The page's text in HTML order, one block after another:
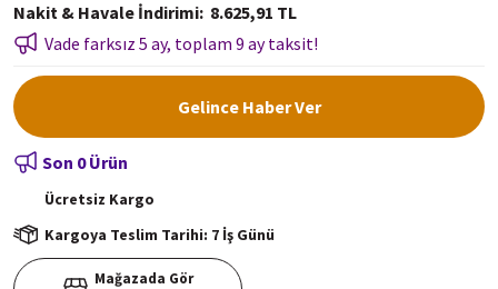
Nakit & Havale İndirimi 8.625,91 TL
Vade farksız 5 ay, toplam 9 ay taksit!
Gelince Haber Ver
Son 0 Ürün
Ücretsiz Kargo
Kargoya Teslim Tarihi: 7 İş Günü
Mağazada Gör